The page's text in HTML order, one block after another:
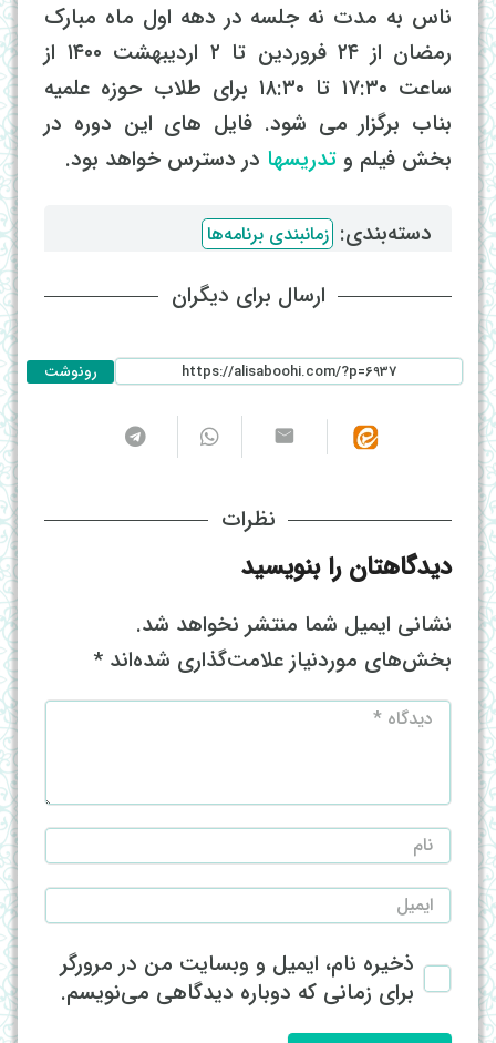
ناس به مدت نه جلسه در دهه اول ماه مبارک
رمضان از ۲۴ فروردین تا ۲ اردیبهشت ۱۴۰۰ از
ساعت ۱۷:۳۰ تا ۱۸:۳۰ برای طلاب حوزه علمیه
بناب برگزار می شود. فایل های این دوره در
بخش فیلم و تدریسها در دسترس خواهد بود.
دسته‌بندی: ‌ زمانبندی برنامه‌ها
ارسال برای دیگران
رونوشت
نظرات
دیدگاهتان را بنویسید
نشانی ایمیل شما منتشر نخواهد شد.
بخش‌های موردنیاز علامت‌گذاری شده‌اند *
ذخیره نام، ایمیل و وبسایت من در مرورگر
برای زمانی که دوباره دیدگاهی می‌نویسم.